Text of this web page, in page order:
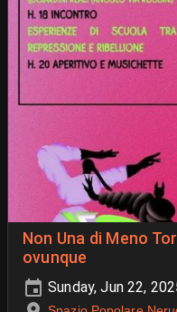
Non Una di Meno
ovunque
Sunday, Jun 22,